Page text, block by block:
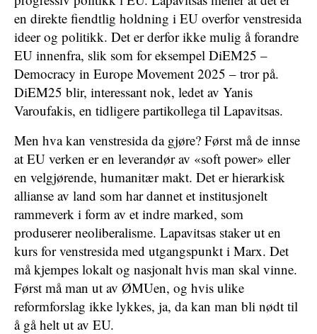
en direkte fiendtlig holdning i EU overfor venstresida
ideer og politikk. Det er derfor ikke mulig å forandre
EU innenfra, slik som for eksempel DiEM25 –
Democracy in Europe Movement 2025 – tror på.
DiEM25 blir, interessant nok, ledet av Yanis
Varoufakis, en tidligere partikollega til Lapavitsas.
Men hva kan venstresida da gjøre? Først må de innse
at EU verken er en leverandør av «soft power» eller
en velgjørende, humanitær makt. Det er hierarkisk
allianse av land som har dannet et institusjonelt
rammeverk i form av et indre marked, som
produserer neoliberalisme. Lapavitsas staker ut en
kurs for venstresida med utgangspunkt i Marx. Det
må kjempes lokalt og nasjonalt hvis man skal vinne.
Først må man ut av ØMUen, og hvis ulike
reformforslag ikke lykkes, ja, da kan man bli nødt til
å gå helt ut av EU.